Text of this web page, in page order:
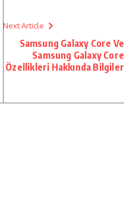
Next Article
Samsung Galaxy Core Ve
Samsung Galaxy Core
Özellikleri Hakkında Bilgiler